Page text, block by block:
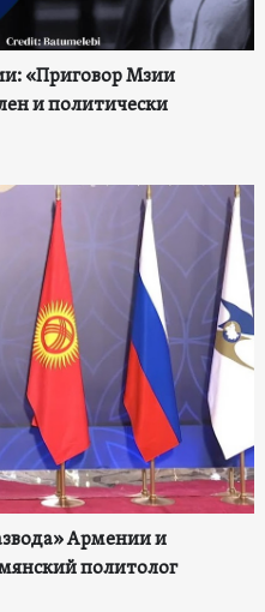
«Приговор Мзии
и политически
Армении и
политолог